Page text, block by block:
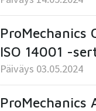
ProMechanics
ISO 14001 -
Päiväys 03.05.2024